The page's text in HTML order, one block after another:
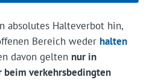
absolutes Halteverbot hin,
Bereich weder halten
davon gelten nur in
verkehrsbedingten